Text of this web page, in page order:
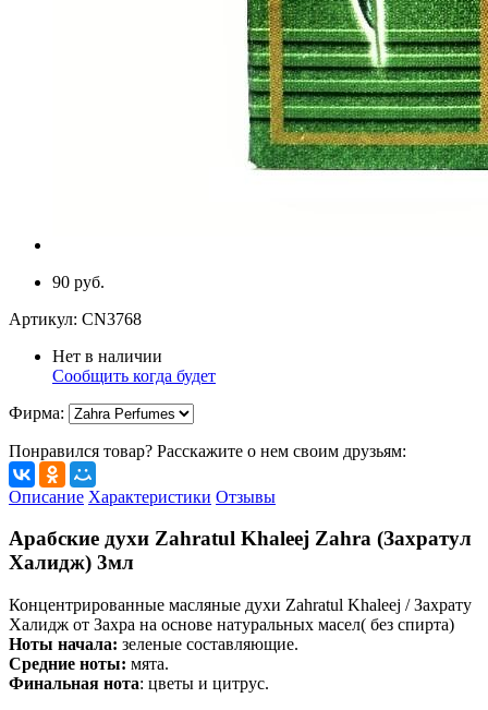
90 руб.
Артикул: CN3768
Нет в наличии
Сообщить когда будет
Фирма:
Понравился товар? Расскажите о нем своим друзьям:
Описание Характеристики Отзывы
Арабские духи Zahratul Khaleej Zahra (Захратул
Халидж) 3мл
Концентрированные масляные духи Zahratul Khaleej / Захрату
Халидж от Захра на основе натуральных масел( без спирта)
Ноты начала: зеленые составляющие.
Средние ноты: мята.
Финальная нота: цветы и цитрус.